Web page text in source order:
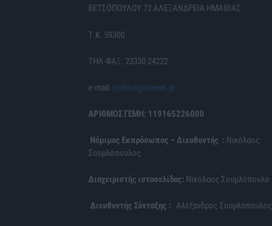
ΒΕΤΣΟΠΟΥΛΟΥ 72 ΑΛΕΞΑΝΔΡΕΙΑ ΗΜΑΘΙΑΣ
Τ.Κ. 59300
ΤΗΛ-ΦΑΞ: 23330 24222
e-mail: politis6@otenet.gr
ΑΡΙΘΜΟΣ ΓΕΜΗ: 119165226000
Νόμιμος Εκπρόσωπος – Διευθυντής : Νικόλαος
Σουρλόπουλος
Διαχειριστής ιστοσελίδας: Νικόλαος Σουρλόπουλο
Διευθυντής Σύνταξης : Αλέξανδρος Σουρλόπουλος